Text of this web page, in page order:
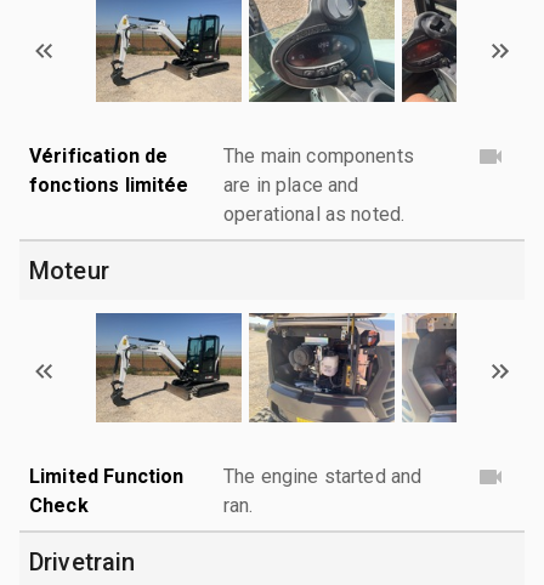
Vérification de
fonctions limitée
The main components
are in place and
operational as noted.
Moteur
Limited Function
Check
The engine started and
ran.
Drivetrain